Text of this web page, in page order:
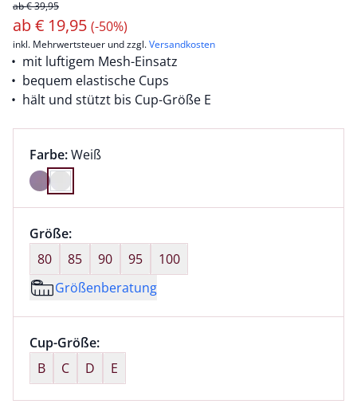
ab € 39,95
ab€ 19,95 (-50%)
inkl. Mehrwertsteuer und zzgl.Versandkosten
mit luftigem Mesh-Einsatz
bequem elastische Cups
hält und stützt bis Cup-Größe E
Farbauswahl:
Farbe:aktuell ausgewählt:
Weiß
Farbe Weiß ausgewählt
Größenauswahl:
Größe:nichts ausgewählt
80
85 90 95
100
Größenberatung
Größenauswahl:
Cup-Größe:nichts ausgewählt
B
C D E